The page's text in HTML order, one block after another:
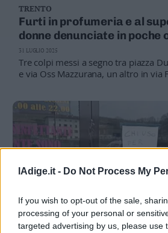
lAdige.it - Do Not Process My
If you wish to opt-out of the sale,
processing of your personal or
targeted advertising by us, please use
Business
Wire
Territori
Trento
Rovereto
Riva
Lavis
Rotaliana
TRENTO
Furti in profumeria e al
donne denunciate in poche
Tre colpi messi a segno tra piazza
e via Oss Mazzurana, un altro in via
31 LUGLIO 2025